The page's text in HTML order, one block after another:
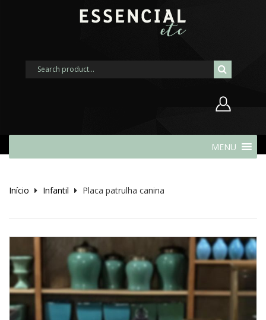
Lembrar-me
Lost Password
MENU
Início Infantil Placa patrulha canina